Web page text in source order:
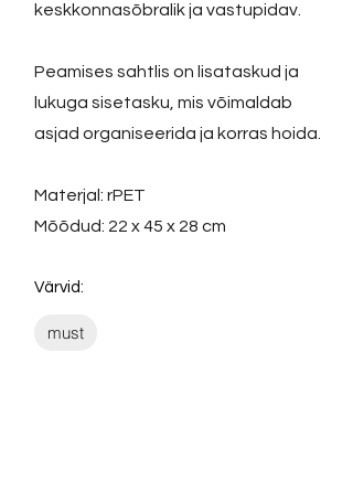
keskkonnasõbralik ja vastupidav.
Peamises sahtlis on lisataskud ja
lukuga sisetasku, mis võimaldab
asjad organiseerida ja korras hoida.
Materjal: rPET
Mõõdud: 22 x 45 x 28 cm
Värvid:
must